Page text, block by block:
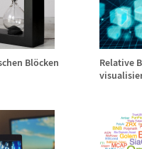
Blöcken
Relative